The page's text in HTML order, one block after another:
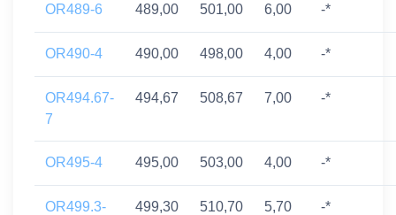
OR489-6 489,00 501,00 6,00 -*
OR490-4 490,00 498,00 4,00 -*
OR494.67-
7
494,67 508,67 7,00 -*
OR495-4 495,00 503,00 4,00 -*
OR499.3-
499,30 510,70 5,70 -*